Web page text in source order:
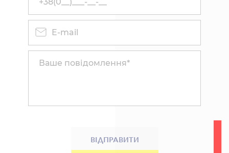
ВІДПРАВИТИ